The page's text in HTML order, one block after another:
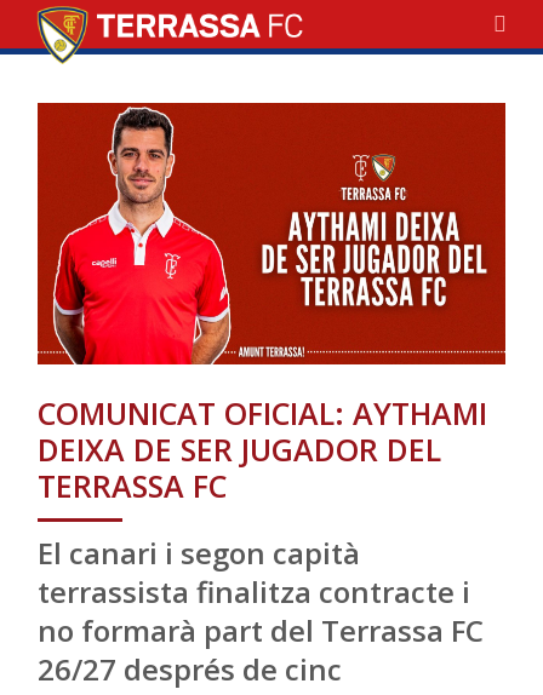
COMUNICAT OFICIAL: AYTHAMI
DEIXA DE SER JUGADOR DEL
TERRASSA FC
El canari i segon capità
terrassista finalitza contracte i
no formarà part del Terrassa FC
26/27 després de cinc